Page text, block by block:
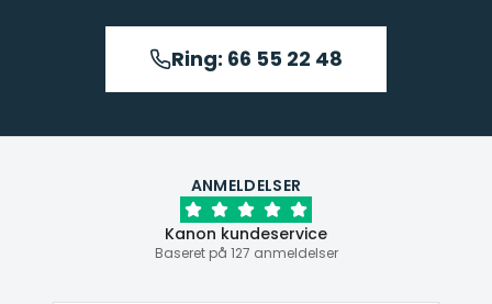
Ring: 66 55 22 48
ANMELDELSER
Kanon kundeservice
Baseret på 127 anmeldelser